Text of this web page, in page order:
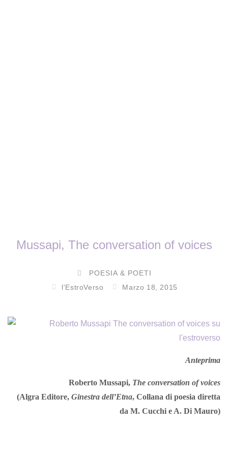
Mussapi, The conversation of voices
POESIA & POETI
l'EstroVerso
Marzo 18, 2015
Anteprima
Roberto Mussapi, The conversation of voices
(Algra Editore, Ginestra dell’Etna, Collana di poesia diretta
da M. Cucchi e A. Di Mauro)